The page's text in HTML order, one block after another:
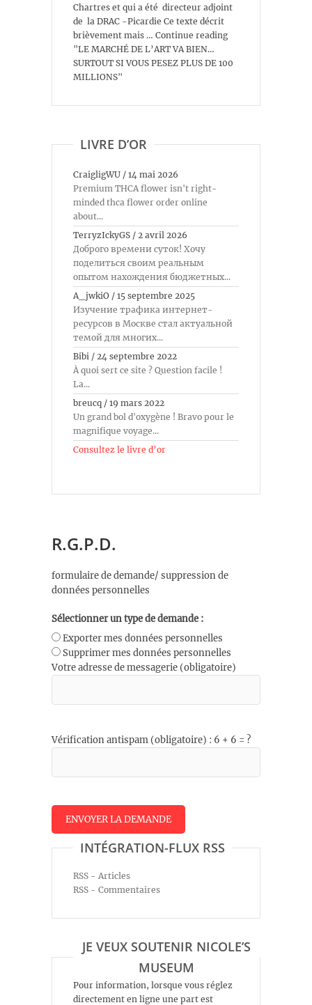
Chartres et qui a été directeur adjoint
de la DRAC -Picardie Ce texte décrit
brièvement mais … Continue reading
"LE MARCHÉ DE L’ART VA BIEN…
SURTOUT SI VOUS PESEZ PLUS DE 100
MILLIONS"
LIVRE D’OR
CraigligWU / 14 mai 2026
Premium THCA flower isn't right-
minded thca flower order online
about...
TerryzIckyGS / 2 avril 2026
Доброго времени суток! Хочу
поделиться своим реальным
опытом нахождения бюджетных...
A_jwkiO / 15 septembre 2025
Изучение трафика интернет-
ресурсов в Москве стал актуальной
темой для многих...
Bibi / 24 septembre 2022
À quoi sert ce site ? Question facile !
La...
breucq / 19 mars 2022
Un grand bol d'oxygène ! Bravo pour le
magnifique voyage...
Consultez le livre d’or
R.G.P.D.
formulaire de demande/ suppression de
données personnelles
Sélectionner un type de demande :
Exporter mes données personnelles
Supprimer mes données personnelles
Votre adresse de messagerie (obligatoire)
Vérification antispam (obligatoire) : 6 + 6 = ?
INTÉGRATION-FLUX RSS
RSS - Articles
RSS - Commentaires
JE VEUX SOUTENIR NICOLE’S
MUSEUM
Pour information, lorsque vous réglez
directement en ligne une part est